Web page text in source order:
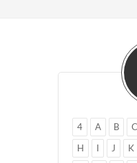
4 A B C
H
I J K